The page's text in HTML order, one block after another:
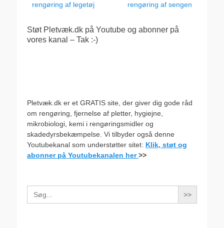
rengøring af legetøj rengøring af sengen
Støt Pletvæk.dk på Youtube og abonner på
vores kanal – Tak :-)
Pletvæk.dk er et GRATIS site, der giver dig gode råd
om rengøring, fjernelse af pletter, hygiejne,
mikrobiologi, kemi i rengøringsmidler og
skadedyrsbekæmpelse. Vi tilbyder også denne
Youtubekanal som understøtter sitet: Klik, støt og
abonner på Youtubekanalen her>>
Search
for: